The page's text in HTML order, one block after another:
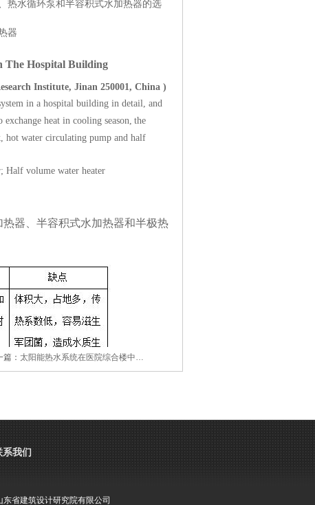
热水循环泵和半容积式水加热器的选
器
The Hospital Building
arch Institute, Jinan 250001, China )
in a hospital building in detail, and
exchange heat in cooling season, the
hot water circulating pump and half
; Half volume water heater
器、半容积式水加热器和半极热
篇： 太阳能热水系统在医院综合楼中…
系我们
东省建筑设计研究院有限公司